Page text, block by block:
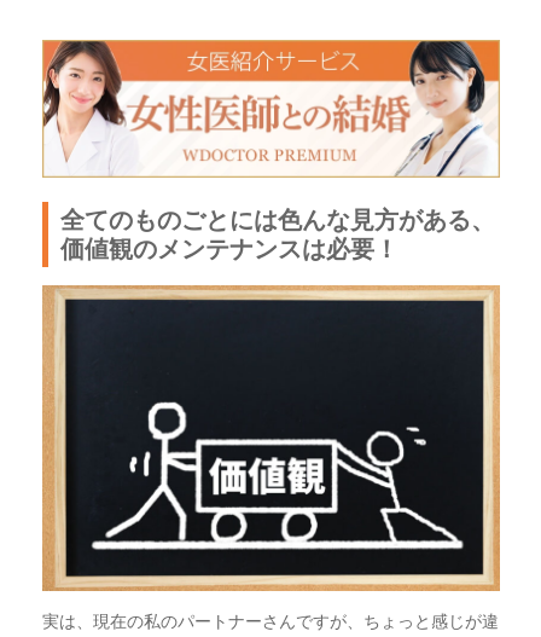
全てのものごとには色んな見方がある、
価値観のメンテナンスは必要！
実は、現在の私のパートナーさんですが、ちょっと感じが違